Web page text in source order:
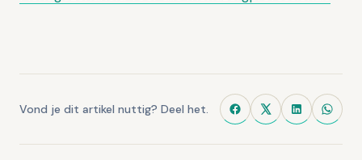
Vond je dit artikel nuttig? Deel het.